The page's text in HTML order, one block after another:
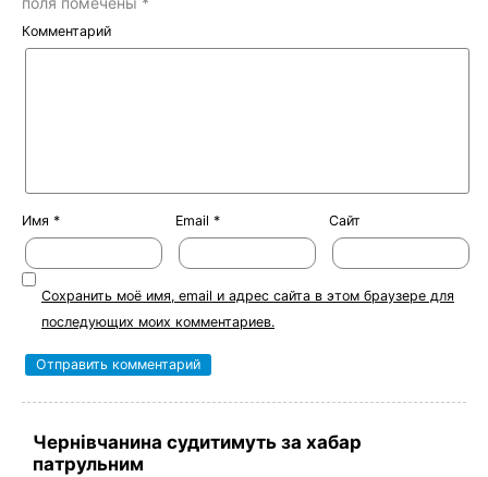
Комментарий
Имя * Email * Сайт
Сохранить моё имя, email и адрес сайта в этом браузере для
последующих моих комментариев.
Чернівчанина судитимуть за хабар
патрульним